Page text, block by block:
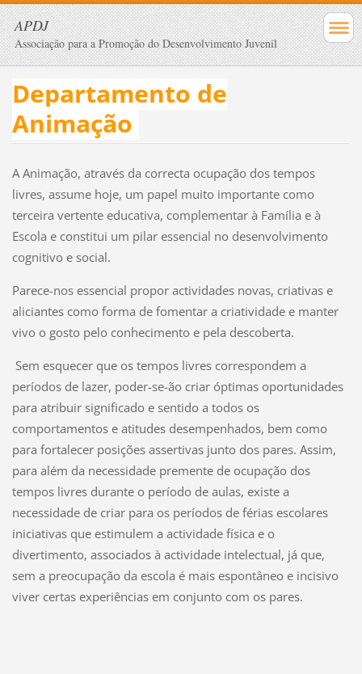
APDJ
Associação para a Promoção do Desenvolvimento Juvenil
Departamento de
Animação
A Animação, através da correcta ocupação dos tempos
livres, assume hoje, um papel muito importante como
terceira vertente educativa, complementar à Família e à
Escola e constitui um pilar essencial no desenvolvimento
cognitivo e social.
Parece-nos essencial propor actividades novas, criativas e
aliciantes como forma de fomentar a criatividade e manter
vivo o gosto pelo conhecimento e pela descoberta.
Sem esquecer que os tempos livres correspondem a
períodos de lazer, poder-se-ão criar óptimas oportunidades
para atribuir significado e sentido a todos os
comportamentos e atitudes desempenhados, bem como
para fortalecer posições assertivas junto dos pares. Assim,
para além da necessidade premente de ocupação dos
tempos livres durante o período de aulas, existe a
necessidade de criar para os períodos de férias escolares
iniciativas que estimulem a actividade física e o
divertimento, associados à actividade intelectual, já que,
sem a preocupação da escola é mais espontâneo e incisivo
viver certas experiências em conjunto com os pares.